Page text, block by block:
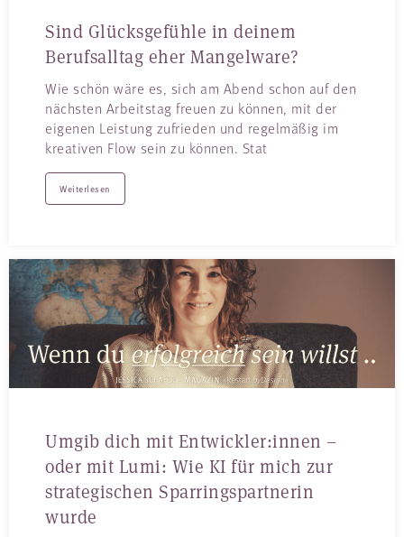
Sind Glücksgefühle in deinem
Berufsalltag eher Mangelware?
Wie schön wäre es, sich am Abend schon auf den
nächsten Arbeitstag freuen zu können, mit der
eigenen Leistung zufrieden und regelmäßig im
kreativen Flow sein zu können. Stat
Weiterlesen
Umgib dich mit Entwickler:innen –
oder mit Lumi: Wie KI für mich zur
strategischen Sparringspartnerin
wurde